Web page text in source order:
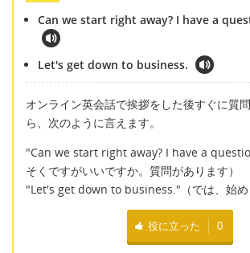
Can we start right away? I have a
Let's get down to business.
オンライン英会話で挨拶をした後すぐに質
ら、次のように言えます。
"Can we start right away? I have a
そくですがいいですか。質問があります）
"Let's get down to business."（では、始め
役に立った 0